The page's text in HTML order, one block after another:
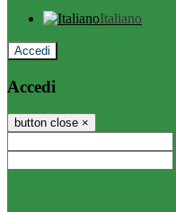
Italiano
Accedi
Accedi
button close ×